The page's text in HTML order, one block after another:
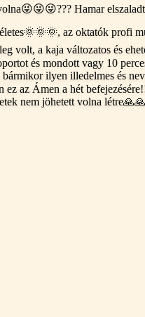
Hamar
az oktatók
volt, a kaja változatos
és mondott vagy 10
ilyen illedelmes és
az Ámen a hét
nem jöhetett volna